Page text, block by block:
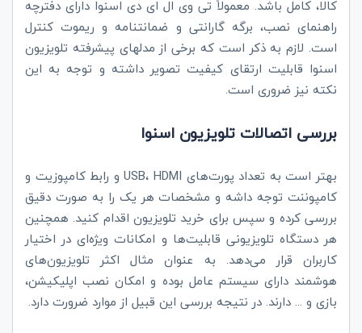
کالا، کامل باشد. معمولاً تی وی ال ای دی اسنوا دارای دفترچه
راهنمای نصب، برگه گارانتی و ضمانتنامه و ریموت کنترل
است. لازم به ذکر است که برخی از مدلهای پیشرفته تلویزیون
اسنوا قابلیت ارتقای کیفیت تصویر داشته و توجه به این
نکته نیز ضروری است.
بررسی اتصالات تلویزیون اسنوا
بهتر است به تعداد پورت‌های USB، HDMI و رابط کامپوزیت و
کامپوننت توجه داشه و مشخصات هر یک را به صورت دقیق
بررسی کرده و سپس برای خرید تلویزیون اقدام کنید. همچنین
هر دستگاه تلویزیونی قابلیت‌ها و امکانات ویژه‌ای در اختیار
کاربران قرار می‌دهد. به عنوان مثال اکثر تلویزیون‌های
هوشمند دارای سیستم عامل بوده و امکان نصب اپلیکیشن،
بازی و ... دارند. در نتیجه بررسی این قبیل از موارد ضرورت دارد.